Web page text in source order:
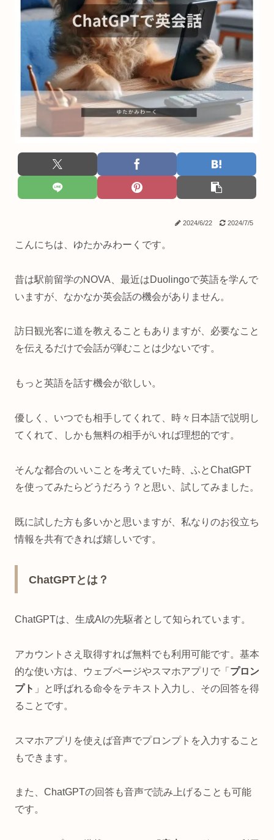
2024/6/22 2024/7/5
こんにちは、ゆたかみわーくです。
昔は駅前留学のNOVA、最近はDuolingoで英語を学んで
いますが、なかなか英会話の機会がありません。
訪日観光客に道を教えることもありますが、必要なこと
を伝えるだけで会話が弾むことは少ないです。
もっと英語を話す機会が欲しい。
優しく、いつでも相手してくれて、時々日本語で説明し
てくれて、しかも無料の相手がいれば理想的です。
そんな都合のいいことを考えていた時、ふとChatGPT
を使ってみたらどうだろう？と思い、試してみました。
既に試した方も多いかと思いますが、私なりのお役立ち
情報を共有できれば嬉しいです。
ChatGPTとは？
ChatGPTは、生成AIの先駆者として知られています。
アカウントさえ取得すれば無料でも利用可能です。基本
的な使い方は、ウェブページやスマホアプリで「 プロン
プト 」と呼ばれる命令をテキスト入力し、その回答を得
ることです。
スマホアプリを使えば音声でプロンプトを入力すること
もできます。
また、ChatGPTの回答も音声で読み上げることも可能
です。